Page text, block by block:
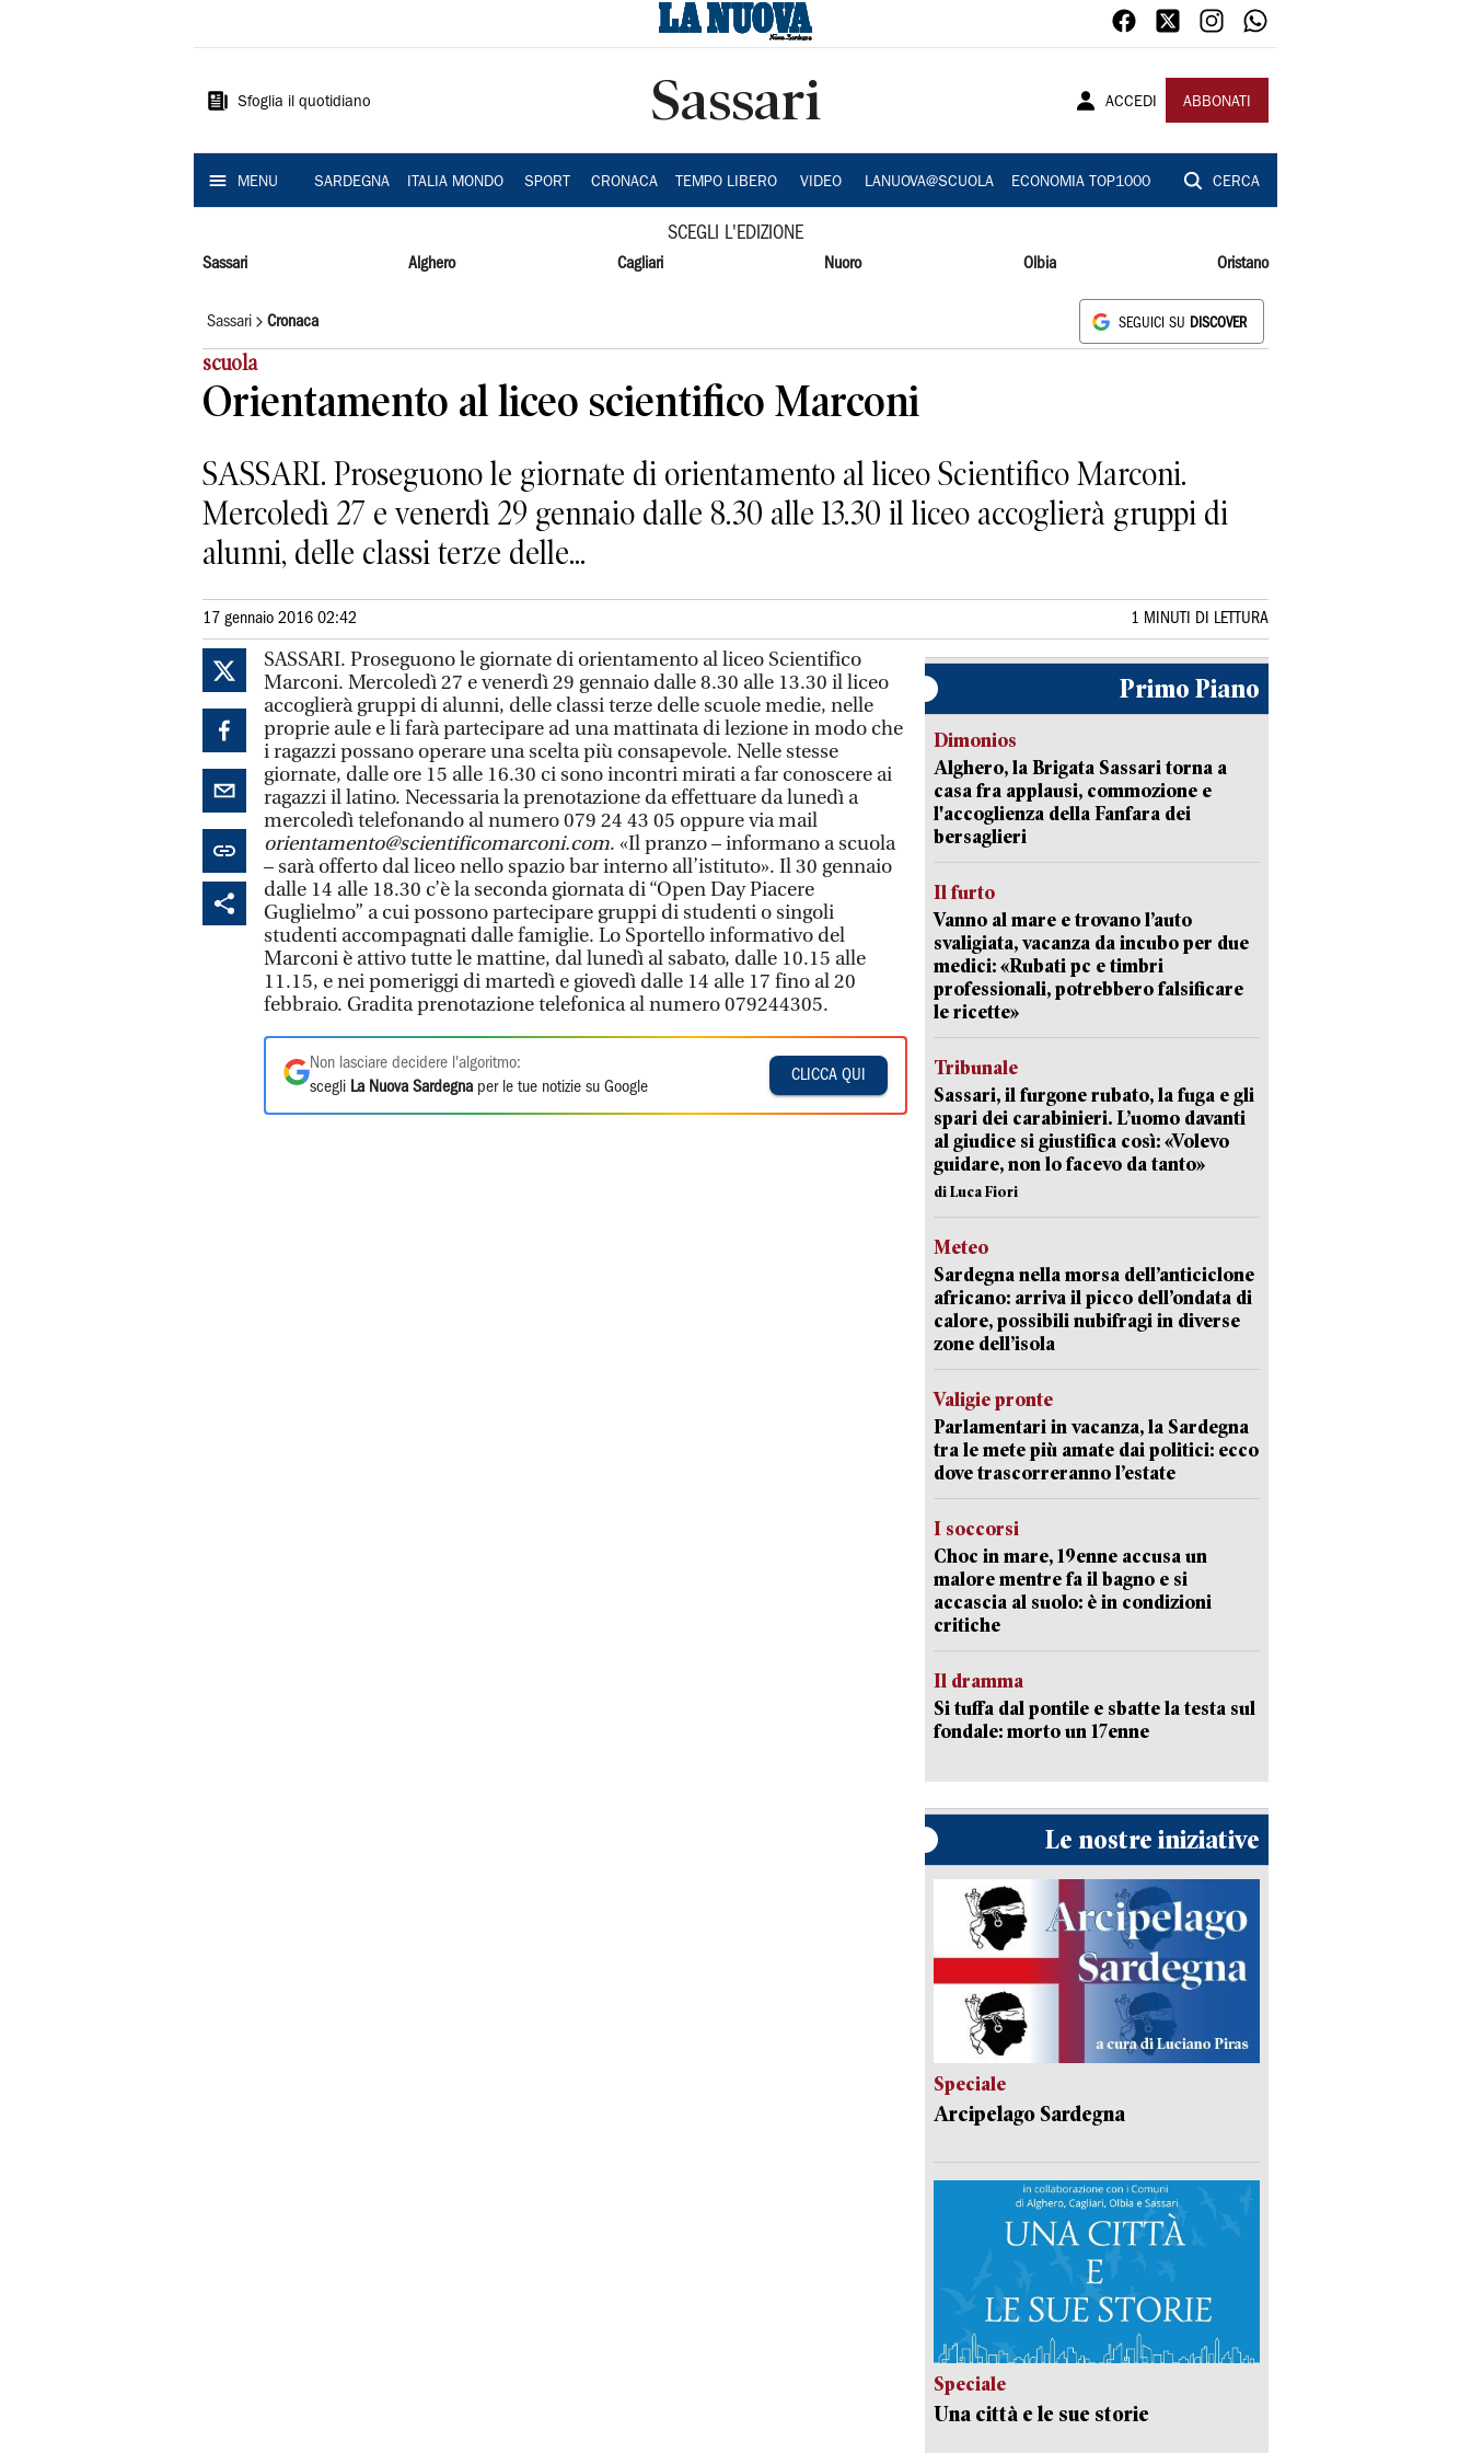
Sardegna
Sfoglia il quotidiano Sassari ACCEDI ABBONATI
MENU SARDEGNA ITALIA MONDO SPORT CRONACA TEMPO LIBERO VIDEO LANUOVA@SCUOLA ECONOMIA TOP1000 CERCA
SCEGLI L'EDIZIONE
Sassari Alghero Cagliari Nuoro Olbia Oristano
Sassari Cronaca SEGUICI SU DISCOVER
scuola
Orientamento al liceo scientifico Marconi
SASSARI. Proseguono le giornate di orientamento al liceo Scientifico Marconi.
Mercoledì 27 e venerdì 29 gennaio dalle 8.30 alle 13.30 il liceo accoglierà gruppi di
alunni, delle classi terze delle...
17 gennaio 2016 02:42 1 MINUTI DI LETTURA
SASSARI. Proseguono le giornate di orientamento al liceo Scientifico
Marconi. Mercoledì 27 e venerdì 29 gennaio dalle 8.30 alle 13.30 il liceo
accoglierà gruppi di alunni, delle classi terze delle scuole medie, nelle
proprie aule e li farà partecipare ad una mattinata di lezione in modo che
i ragazzi possano operare una scelta più consapevole. Nelle stesse
giornate, dalle ore 15 alle 16.30 ci sono incontri mirati a far conoscere ai
ragazzi il latino. Necessaria la prenotazione da effettuare da lunedì a
mercoledì telefonando al numero 079 24 43 05 oppure via mail
orientamento@scientificomarconi.com. «Il pranzo – informano a scuola
– sarà offerto dal liceo nello spazio bar interno all’istituto». Il 30 gennaio
dalle 14 alle 18.30 c’è la seconda giornata di “Open Day Piacere
Guglielmo” a cui possono partecipare gruppi di studenti o singoli
studenti accompagnati dalle famiglie. Lo Sportello informativo del
Marconi è attivo tutte le mattine, dal lunedì al sabato, dalle 10.15 alle
11.15, e nei pomeriggi di martedì e giovedì dalle 14 alle 17 fino al 20
febbraio. Gradita prenotazione telefonica al numero 079244305.
Non lasciare decidere l'algoritmo:
scegli La Nuova Sardegna per le tue notizie su Google
CLICCA QUI
Primo Piano
Dimonios
Alghero, la Brigata Sassari torna a
casa fra applausi, commozione e
l'accoglienza della Fanfara dei
bersaglieri
Il furto
Vanno al mare e trovano l’auto
svaligiata, vacanza da incubo per due
medici: «Rubati pc e timbri
professionali, potrebbero falsificare
le ricette»
Tribunale
Sassari, il furgone rubato, la fuga e gli
spari dei carabinieri. L’uomo davanti
al giudice si giustifica così: «Volevo
guidare, non lo facevo da tanto»
di Luca Fiori
Meteo
Sardegna nella morsa dell’anticiclone
africano: arriva il picco dell’ondata di
calore, possibili nubifragi in diverse
zone dell’isola
Valigie pronte
Parlamentari in vacanza, la Sardegna
tra le mete più amate dai politici: ecco
dove trascorreranno l’estate
I soccorsi
Choc in mare, 19enne accusa un
malore mentre fa il bagno e si
accascia al suolo: è in condizioni
critiche
Il dramma
Si tuffa dal pontile e sbatte la testa sul
fondale: morto un 17enne
Le nostre iniziative
Speciale
Arcipelago Sardegna
Speciale
Una città e le sue storie